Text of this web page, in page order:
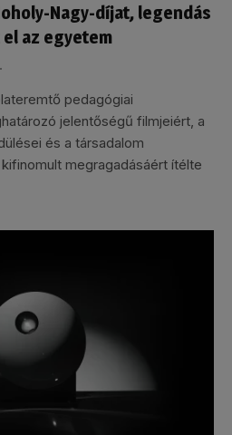
Nagy-díjat, legendás
az egyetem
pedagógiai
jelentőségű filmjeiért, a
és a társadalom
megragadásáért ítélte